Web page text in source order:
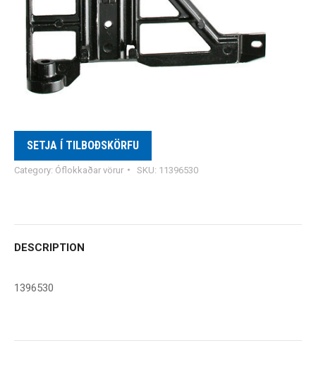
SETJA Í TILBOÐSKÖRFU
Category: Óflokkaðar vörur SKU: 11396530
DESCRIPTION
1396530